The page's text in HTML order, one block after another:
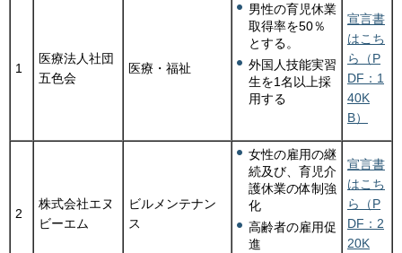
1
医療法人社団
五色会
医療・福祉
男性の育児休業
取得率を50％
とする。
外国人技能実習
生を1名以上採
用する
宣言書
はこち
ら（P
DF：1
40K
B）
2
株式会社エヌ
ビーエム
ビルメンテナン
ス
女性の雇用の継
続及び、育児介
護休業の体制強
化
高齢者の雇用促
進
宣言書
はこち
ら（P
DF：2
20K